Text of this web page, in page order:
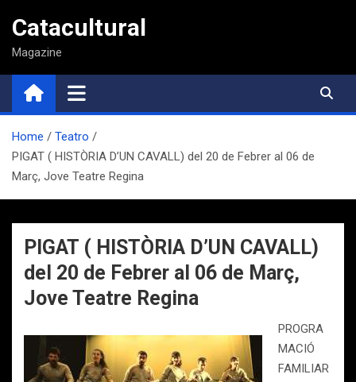
contenido
Catacultural
Magazine
Home
Teatro
PIGAT ( HISTÒRIA D’UN CAVALL) del 20 de Febrer al 06 de
Març, Jove Teatre Regina
PIGAT ( HISTÒRIA D’UN CAVALL)
del 20 de Febrer al 06 de Març,
Jove Teatre Regina
PROGRA
MACIÓ
FAMILIAR